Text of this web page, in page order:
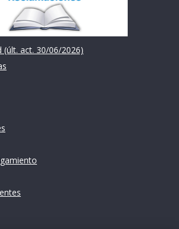
(últ. act. 30/06/2026)